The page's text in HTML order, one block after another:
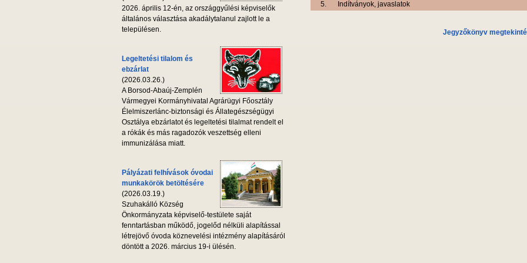
2026. április 12-én, az országgyűlési képviselők
általános választása akadálytalanul zajlott le a
településen.
Legeltetési tilalom és
ebzárlat
(2026.03.26.)
A Borsod-Abaúj-Zemplén
Vármegyei Kormányhivatal Agrárügyi Főosztály
Élelmiszerlánc-biztonsági és Állategészségügyi
Osztálya ebzárlatot és legeltetési tilalmat rendelt el
a rókák és más ragadozók veszettség elleni
immunizálása miatt.
Pályázati felhívások óvodai
munkakörök betöltésére
(2026.03.19.)
Szuhakálló Község
Önkormányzata képviselő-testülete saját
fenntartásban működő, jogelőd nélküli alapítással
létrejövő óvoda köznevelési intézmény alapításáról
döntött a 2026. március 19-i ülésén.
5. Indítványok, javaslatok
Jegyzőkönyv